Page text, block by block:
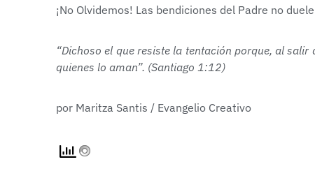
¡No Olvidemos! Las bendiciones del Padre no
“Dichoso el que resiste la tentación porque, al
quienes lo aman”. (Santiago 1:12)
por Maritza Santis / Evangelio Creativo